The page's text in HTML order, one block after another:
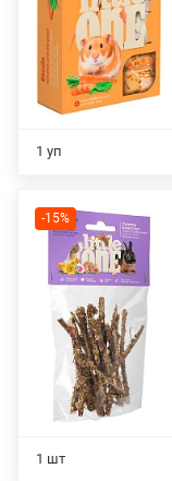
1 уп
-15%
1 шт